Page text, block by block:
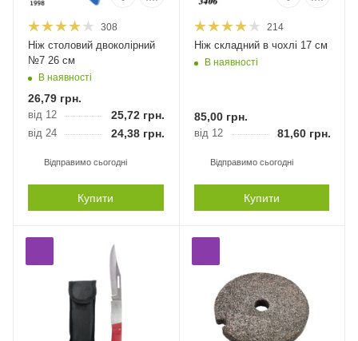
308
Ніж столовий двоколірний
№7 26 см
В наявності
26,79 грн.
від 12 25,72 грн.
від 24 24,38 грн.
Відправимо сьогодні
Купити
214
Ніж складний в чохлі 17 см
В наявності
85,00грн.
від 12 81,60грн.
Відправимо сьогодні
Купити